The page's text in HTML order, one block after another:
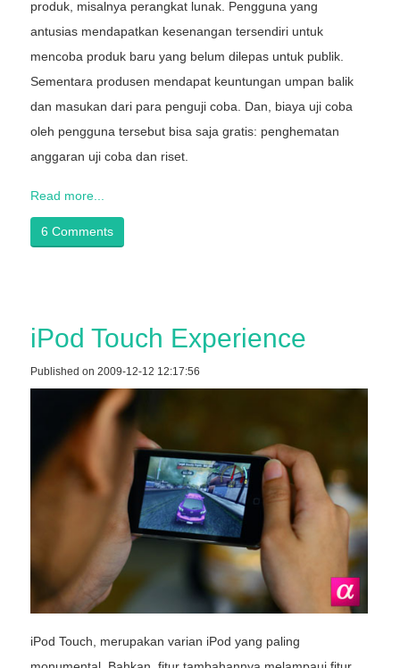
produk, misalnya perangkat lunak. Pengguna yang
antusias mendapatkan kesenangan tersendiri untuk
mencoba produk baru yang belum dilepas untuk publik.
Sementara produsen mendapat keuntungan umpan balik
dan masukan dari para penguji coba. Dan, biaya uji coba
oleh pengguna tersebut bisa saja gratis: penghematan
anggaran uji coba dan riset.
Read more...
6 Comments
iPod Touch Experience
Published on 2009-12-12 12:17:56
iPod Touch, merupakan varian iPod yang paling